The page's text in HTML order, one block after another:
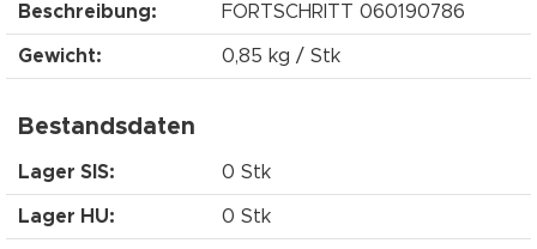
Beschreibung: FORTSCHRITT 060190786
Gewicht: 0,85 kg / Stk
Bestandsdaten
Lager SIS: 0 Stk
Lager HU: 0 Stk